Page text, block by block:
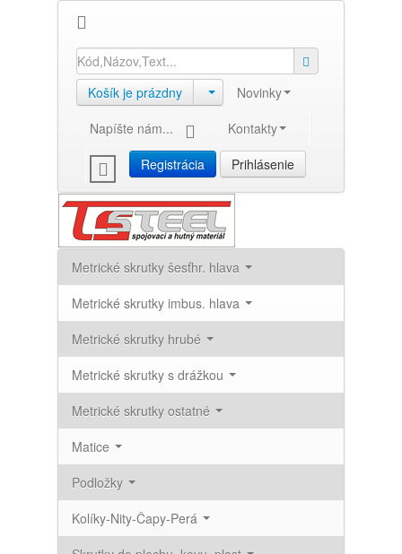
Košík je prázdny
Novinky
Napíšte nám...
Kontakty
Registrácia
Prihlásenie
Metrické skrutky šesťhr. hlava
Metrické skrutky imbus. hlava
Metrické skrutky hrubé
Metrické skrutky s drážkou
Metrické skrutky ostatné
Matice
Podložky
Kolíky-Nity-Čapy-Perá